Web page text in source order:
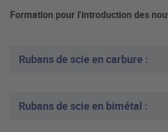
Formation pour l'introduction des
Rubans de scie en carbure :
Rubans de scie en bimétal :